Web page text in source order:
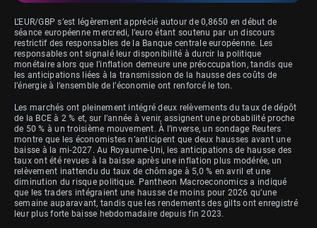
L’EUR/GBP s’est légèrement apprécié autour de 0,8650 en début de
séance européenne mercredi, l’euro étant soutenu par un discours
restrictif des responsables de la Banque centrale européenne. Les
responsables ont signalé leur disponibilité à durcir la politique
monétaire alors que l’inflation demeure une préoccupation, tandis que
les anticipations liées à la transmission de la hausse des coûts de
l’énergie à l’ensemble de l’économie ont renforcé le ton.
Les marchés ont pleinement intégré deux relèvements du taux de dépôt
de la BCE à 2 % et, sur l’année à venir, assignent une probabilité proche
de 50 % à un troisième mouvement. À l’inverse, un sondage Reuters
montre que les économistes n’anticipent que deux hausses avant une
baisse à la mi-2027. Au Royaume-Uni, les anticipations de hausse des
taux ont été revues à la baisse après une inflation plus modérée, un
relèvement inattendu du taux de chômage à 5,0 % en avril et une
diminution du risque politique. Pantheon Macroeconomics a indiqué
que les traders intégraient une hausse de moins pour 2026 qu’une
semaine auparavant, tandis que les rendements des gilts ont enregistré
leur plus forte baisse hebdomadaire depuis fin 2023.